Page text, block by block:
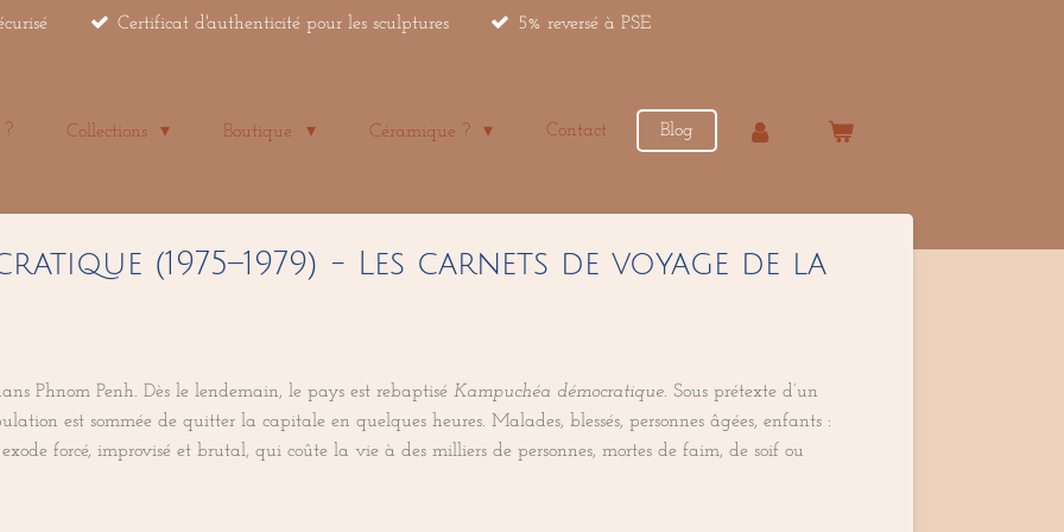
Certificat d'authenticité pour les sculptures 5% reversé à PSE
? Collections Boutique Céramique ? Contact Blog
(1975–1979) - Les carnets de voyage de la
Phnom Penh. Dès le lendemain, le pays est rebaptisé Kampuchéa démocratique. Sous prétexte d’un
est sommée de quitter la capitale en quelques heures. Malades, blessés, personnes âgées, enfants :
exode forcé, improvisé et brutal, qui coûte la vie à des milliers de personnes, mortes de faim, de soif ou